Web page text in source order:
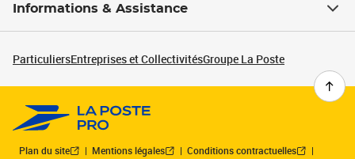
Informations & Assistance
ParticuliersEntreprises et CollectivitésGroupe La Poste
Plan du site Mentions légales
Conditions contractuelles